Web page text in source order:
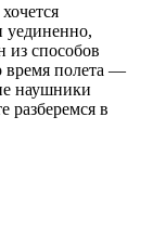
уединенно,
из способов
время полета —
наушники
разберемся в